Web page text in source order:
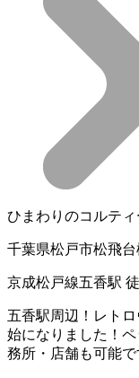
ひまわりのコルティ
千葉県松戸市松飛台
京成松戸線五香駅
五香駅周辺！レト
始になりました！
務所・店舗も可能で